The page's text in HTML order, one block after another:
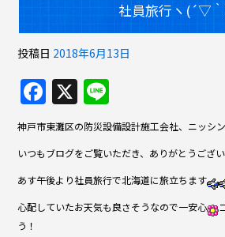
社員旅行ヽ(´▽
投稿日 2018年6月13日
F
a
c
e
b
o
X
n
e
神戸市東灘区の防災設備設計施工会社、ニッシン
いつもブログをご覧いただき、ありがとうござい
あす午後より社員旅行で北海道に旅立ちます
心配していたお天気も良さそうなので一安心
う！